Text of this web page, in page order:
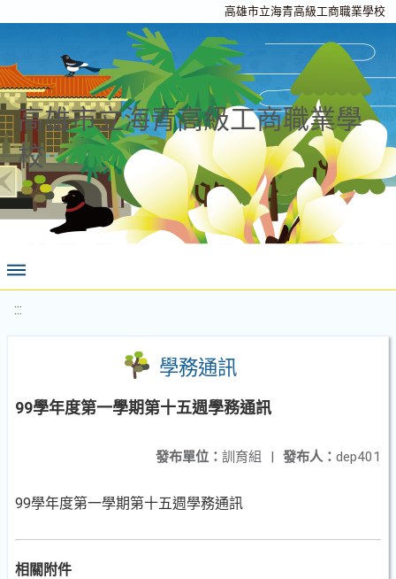
高雄市立海青高級工商職業學校
高雄市立海青高級工商職業學
校
:::
學務通訊
99學年度第一學期第十五週學務通訊
發布人： dep401
發布單位： 訓育組 |
99學年度第一學期第十五週學務通訊
相關附件